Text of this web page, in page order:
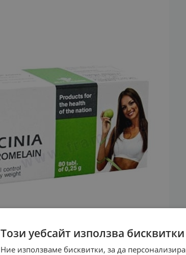
Този уебсайт използва бисквитки
Ние използваме бисквитки, за да